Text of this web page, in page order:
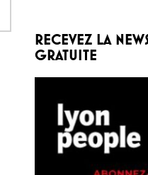
RECEVEZ LA
GRATUITE